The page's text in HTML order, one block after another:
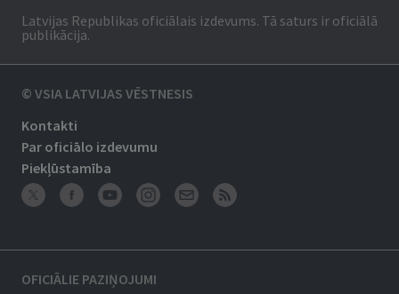
Latvijas Republikas oficiālais izdevums. Tā saturs ir oficiālā
publikācija.
© VSIA LATVIJAS VĒSTNESIS
Kontakti
Par oficiālo izdevumu
Piekļūstamība
OFICIĀLIE PAZIŅOJUMI